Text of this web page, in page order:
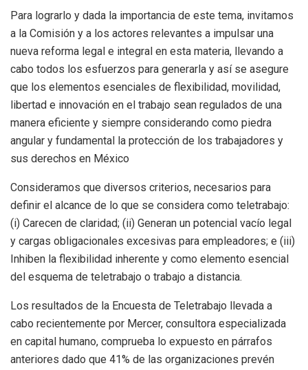
Para lograrlo y dada la importancia de este tema, invitamos
a la Comisión y a los actores relevantes a impulsar una
nueva reforma legal e integral en esta materia, llevando a
cabo todos los esfuerzos para generarla y así se asegure
que los elementos esenciales de flexibilidad, movilidad,
libertad e innovación en el trabajo sean regulados de una
manera eficiente y siempre considerando como piedra
angular y fundamental la protección de los trabajadores y
sus derechos en México
Consideramos que diversos criterios, necesarios para
definir el alcance de lo que se considera como teletrabajo:
(i) Carecen de claridad; (ii) Generan un potencial vacío legal
y cargas obligacionales excesivas para empleadores; e (iii)
Inhiben la flexibilidad inherente y como elemento esencial
del esquema de teletrabajo o trabajo a distancia.
Los resultados de la Encuesta de Teletrabajo llevada a
cabo recientemente por Mercer, consultora especializada
en capital humano, comprueba lo expuesto en párrafos
anteriores dado que 41% de las organizaciones prevén